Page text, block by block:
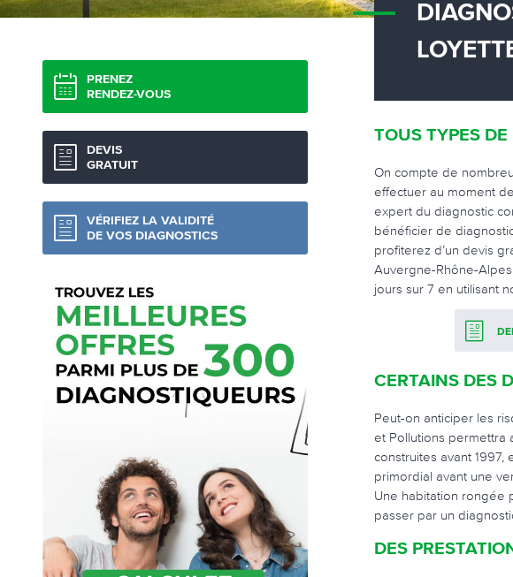
PRENEZ
RENDEZ-VOUS
DEVIS
GRATUIT
VÉRIFIEZ LA VALIDITÉ
DE VOS DIAGNOSTICS
TOUS TYPES
On compte de
effectuer au moment
expert du diagnostic
bénéficier de
profiterez d’un devis
Auvergne-Rhône-
jours sur 7 en utilisant
CERTAINS DES
Peut-on anticiper les
et Pollutions permettra
construites avant
primordial avant une
Une habitation rongée
passer par un
DES